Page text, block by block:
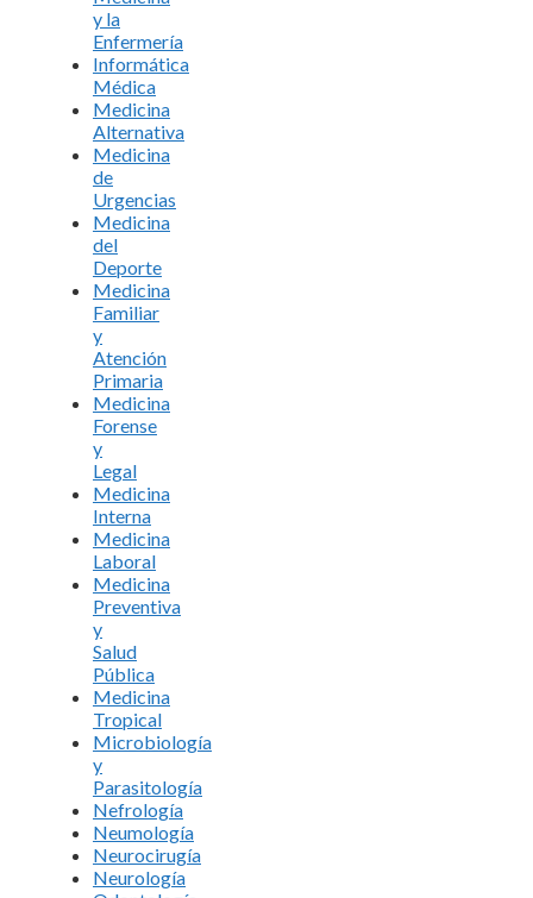
y la
Enfermería
Informática
Médica
Medicina
Alternativa
Medicina
de
Urgencias
Medicina
del
Deporte
Medicina
Familiar
y
Atención
Primaria
Medicina
Forense
y
Legal
Medicina
Interna
Medicina
Laboral
Medicina
Preventiva
y
Salud
Pública
Medicina
Tropical
Microbiología
y
Parasitología
Nefrología
Neumología
Neurocirugía
Neurología